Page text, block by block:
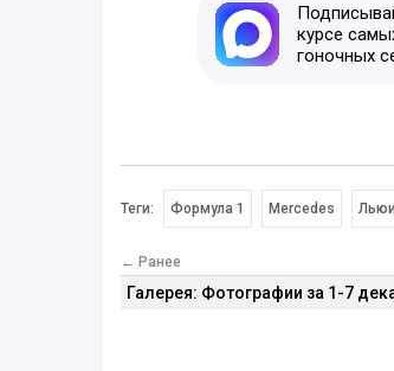
курсе
гоночных
Теги: Формула 1 Mercedes
← Ранее
Галерея: Фотографии за 1-7